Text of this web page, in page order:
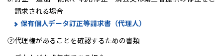
請求される場合
保有個人データ訂正等請求書（代理人）
②代理権があることを確認するための書類